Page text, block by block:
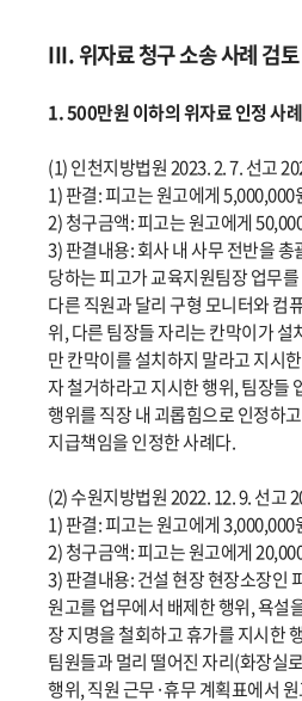
III. 위자료 청구 소송 사례 검토
1. 500만원 이하의 위자료 인정 사례
(1) 인천지방법원 2023. 2. 7. 선고
1) 판결: 피고는 원고에게 5,000,000
2) 청구금액: 피고는 원고에게
3) 판결내용: 회사 내 사무 전반을
당하는 피고가 교육지원팀장 업무
다른 직원과 달리 구형 모니터와 컴
위, 다른 팀장들 자리는 칸막이가 설
만 칸막이를 설치하지 말라고 지시
자 철거하라고 지시한 행위, 팀장들
행위를 직장 내 괴롭힘으로 인정하
지급책임을 인정한 사례다.
(2) 수원지방법원 2022. 12. 9. 선고
1) 판결: 피고는 원고에게 3,000,000
2) 청구금액: 피고는 원고에게
3) 판결내용: 건설 현장 현장소장인
원고를 업무에서 배제한 행위, 욕설
장 지명을 철회하고 휴가를 지시한
팀원들과 멀리 떨어진 자리(화장실
행위, 직원 근무·휴무 계획표에서